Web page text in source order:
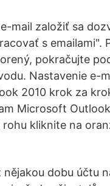
mail založiť sa
s emailami".
pokračujte
Nastavenie e-
2010 krok za
Microsoft
kliknite na
nějakou dobu účtu